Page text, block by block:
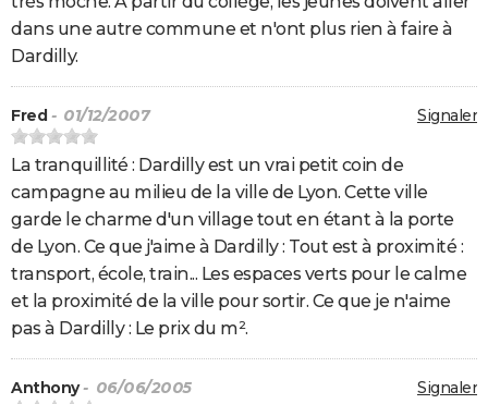
dans une autre commune et n'ont plus rien à faire à
Dardilly.
Signaler
Fred - 01/12/2007
La tranquillité : Dardilly est un vrai petit coin de
campagne au milieu de la ville de Lyon. Cette ville
garde le charme d'un village tout en étant à la porte
de Lyon. Ce que j'aime à Dardilly : Tout est à proximité :
transport, école, train... Les espaces verts pour le calme
et la proximité de la ville pour sortir. Ce que je n'aime
pas à Dardilly : Le prix du m².
Signaler
Anthony- 06/06/2005